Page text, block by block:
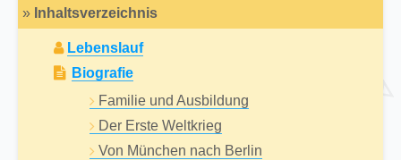
» Inhaltsverzeichnis
Lebenslauf
Biografie
Familie und Ausbildung
Der Erste Weltkrieg
Von München nach Berlin